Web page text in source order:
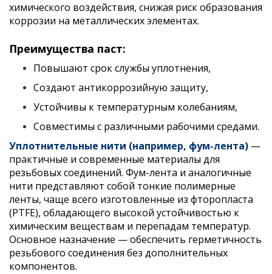
химического воздействия, снижая риск образования
коррозии на металлических элементах.
Преимущества паст:
Повышают срок службы уплотнения,
Создают антикоррозийную защиту,
Устойчивы к температурным колебаниям,
Совместимы с различными рабочими средами.
Уплотнительные нити (например, фум-лента) —
практичные и современные материалы для
резьбовых соединений. Фум-лента и аналогичные
нити представляют собой тонкие полимерные
ленты, чаще всего изготовленные из фторопласта
(PTFE), обладающего высокой устойчивостью к
химическим веществам и перепадам температур.
Основное назначение — обеспечить герметичность
резьбового соединения без дополнительных
компонентов.